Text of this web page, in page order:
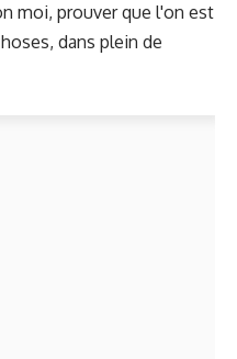
moi, prouver que l'on est
dans plein de